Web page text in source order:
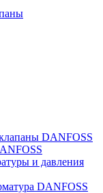
DANFOSS
и давления
DANFOSS